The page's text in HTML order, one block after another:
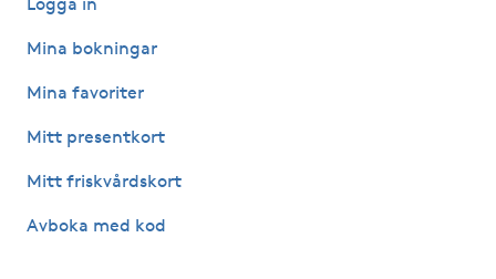
Kinesiologi
Kiropraktik
Klangmassage
Mina bokningar
Mina favoriter
Mitt presentkort
Mitt friskvårdskort
Avboka med kod